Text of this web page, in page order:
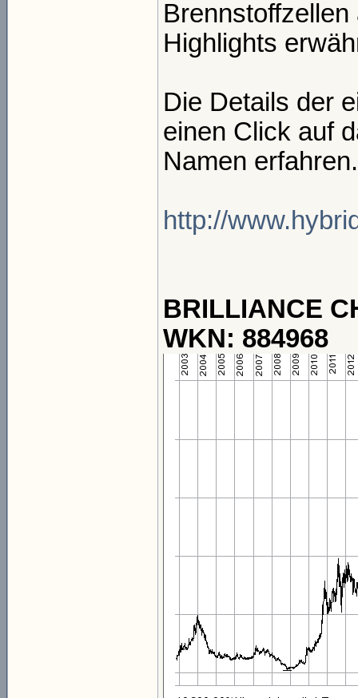
Highlights
Die Details der
einen Click auf
Namen erfahren.
http://
BRILLIANCE
WKN: 884968